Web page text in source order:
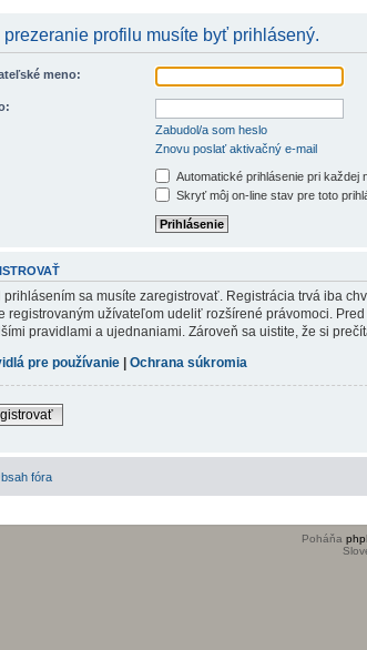
prezeranie profilu musíte byť prihlásený.
meno:
Zabudol/a som heslo
Znovu poslať aktivačný e-mail
Automatické prihlásenie pri každej
Skryť môj on-line stav pre toto
prihlásením sa musíte zaregistrovať. Registrácia trvá iba
registrovaným užívateľom udeliť rozšírené právomoci.
pravidlami a ujednaniami. Zároveň sa uistite, že si
pre používanie
Ochrana súkromia
fóra
Poháňa